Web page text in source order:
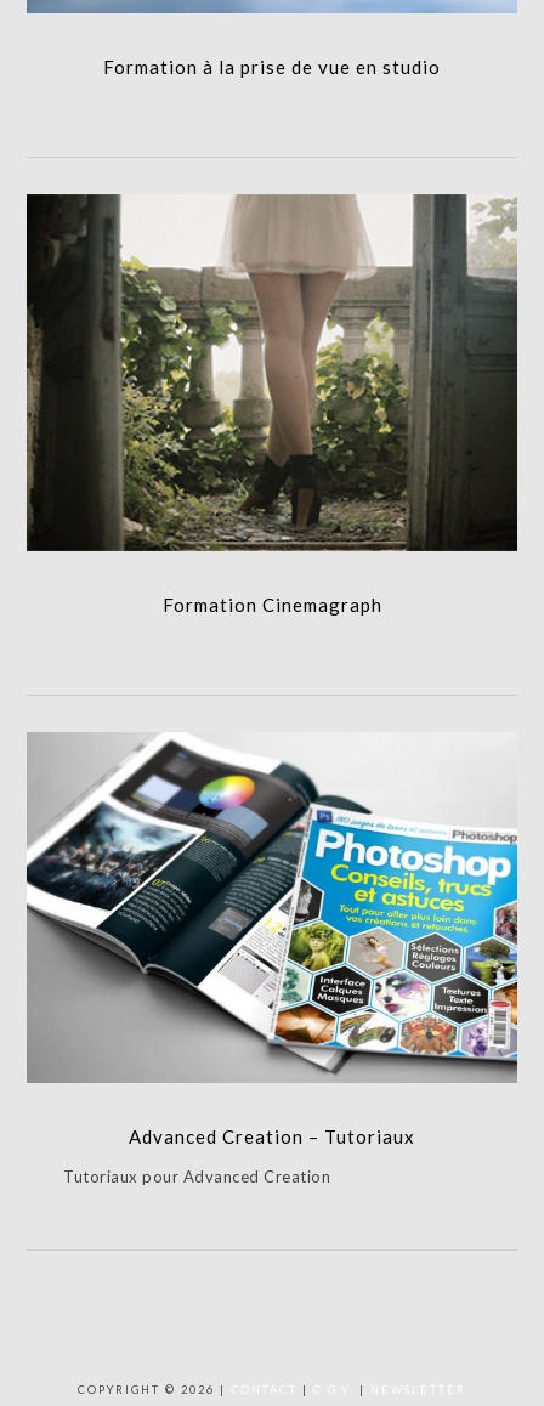
Formation à la prise de vue en studio
Formation Cinemagraph
FORMATION
Formation Cinemagraph
Advanced Creation – Tutoriaux
PRISE DE VUE,FORMATION
Advanced Creation – Tutoriaux
Tutoriaux pour Advanced Creation
COPYRIGHT © 2026 | CONTACT | | NEWSLETTER